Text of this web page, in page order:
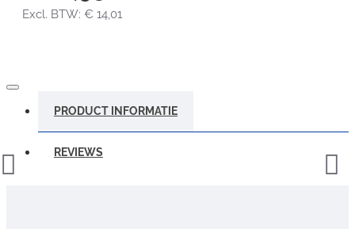
Excl. BTW: € 14,01
PRODUCT INFORMATIE
REVIEWS